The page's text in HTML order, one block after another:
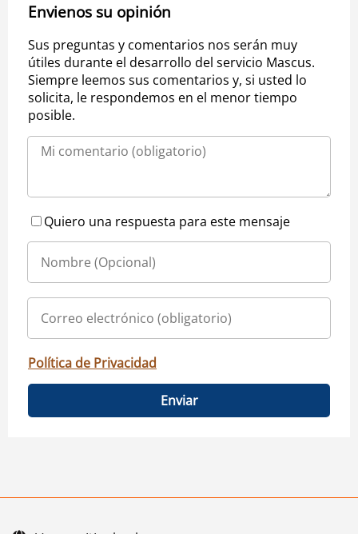
Envienos su opinión
Sus preguntas y comentarios nos serán muy
útiles durante el desarrollo del servicio Mascus.
Siempre leemos sus comentarios y, si usted lo
solicita, le respondemos en el menor tiempo
posible.
Quiero una respuesta para este mensaje
Política de Privacidad
Enviar